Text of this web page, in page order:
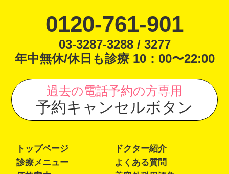
0120-761-901
03-3287-3288 / 3277
年中無休/休日も診療 10：00〜22:00
過去の電話予約の方専用
予約キャンセルボタン
トップページ
ドクター紹介
診療メニュー
よくある質問